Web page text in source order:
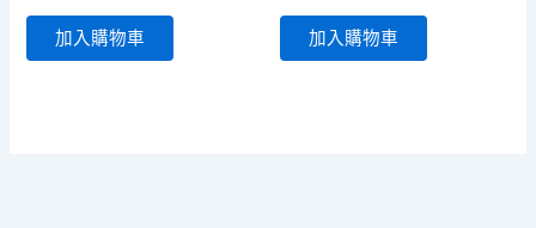
加入購物車 加入購物車